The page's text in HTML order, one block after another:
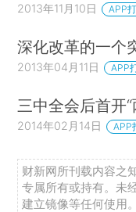
2013年11月10日 APP
深化改革的一个
2013年04月11日 APP
三中全会后首开
2014年02月14日 APP
财新网所刊载内容之
专属所有或持有。未
建立镜像等任何使用。